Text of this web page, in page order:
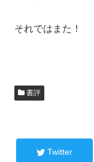
それではまた！
書評
Twitter